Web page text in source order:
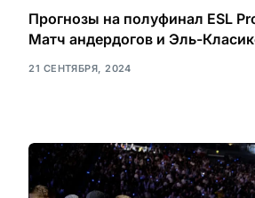
Прогнозы на полуфинал ESL
Матч андердогов и Эль-
21 СЕНТЯБРЯ, 2024